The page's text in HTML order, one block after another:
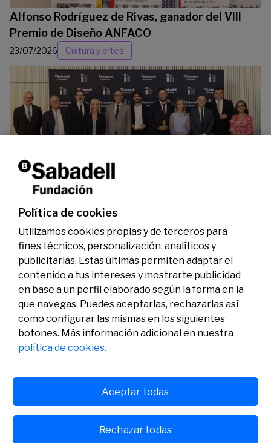
Alfonso Rodríguez de Rivas, ganador del VIII
Premio de Diseño ANFACO
23/07/2026 Cultura y artes
La Fundación Banco Sabadell reconoce a dos
investigadores en los ámbitos de la edición del
genoma y la energía limpia
07/07/2026 Premios
Legal
Aviso legal
Política de privacidad
Actividad
Convocatorias
Premios
Social
© Fundación Banco Sabadell 2024 todos los derechos
Política de cookies
Utilizamos cookies propias y de terceros para
fines técnicos, personalización, analíticos y
publicitarias. Estas últimas permiten adaptar el
contenido a tus intereses y mostrarte publicidad
en base a un perfil elaborado según la forma en la
que navegas. Puedes aceptarlas, rechazarlas así
como configurar las mismas en los siguientes
botones. Más información adicional en nuestra
política de cookies.
Rechazar todas
Aceptar todas